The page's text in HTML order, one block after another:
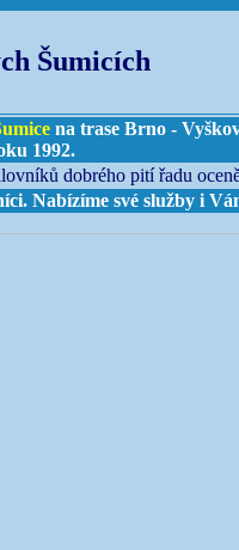
Šumicích
na trase Brno -
1992.
dobrého pití řadu
Nabízíme své služby i